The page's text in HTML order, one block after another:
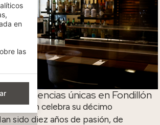
experiencias únicas en Fondillón
Fondillón celebra su décimo
sido diez años de pasión, de
en
las